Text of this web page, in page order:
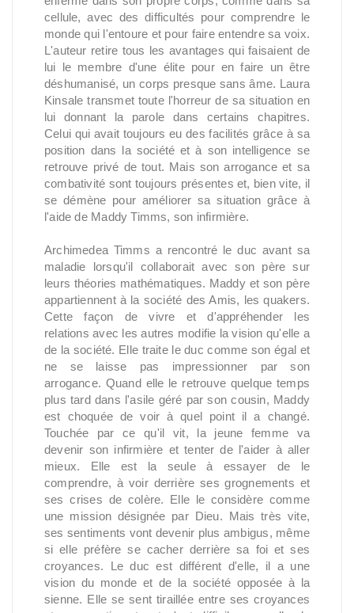
cellule, avec des difficultés pour comprendre le
monde qui l'entoure et pour faire entendre sa voix.
L'auteur retire tous les avantages qui faisaient de
lui le membre d'une élite pour en faire un être
déshumanisé, un corps presque sans âme. Laura
Kinsale transmet toute l'horreur de sa situation en
lui donnant la parole dans certains chapitres.
Celui qui avait toujours eu des facilités grâce à sa
position dans la société et à son intelligence se
retrouve privé de tout. Mais son arrogance et sa
combativité sont toujours présentes et, bien vite, il
se démène pour améliorer sa situation grâce à
l'aide de Maddy Timms, son infirmière.
Archimedea Timms a rencontré le duc avant sa
maladie lorsqu'il collaborait avec son père sur
leurs théories mathématiques. Maddy et son père
appartiennent à la société des Amis, les quakers.
Cette façon de vivre et d'appréhender les
relations avec les autres modifie la vision qu'elle a
de la société. Elle traite le duc comme son égal et
ne se laisse pas impressionner par son
arrogance. Quand elle le retrouve quelque temps
plus tard dans l'asile géré par son cousin, Maddy
est choquée de voir à quel point il a changé.
Touchée par ce qu'il vit, la jeune femme va
devenir son infirmière et tenter de l'aider à aller
mieux. Elle est la seule à essayer de le
comprendre, à voir derrière ses grognements et
ses crises de colère. Elle le considère comme
une mission désignée par Dieu. Mais très vite,
ses sentiments vont devenir plus ambigus, même
si elle préfère se cacher derrière sa foi et ses
croyances. Le duc est différent d'elle, il a une
vision du monde et de la société opposée à la
sienne. Elle se sent tiraillée entre ses croyances